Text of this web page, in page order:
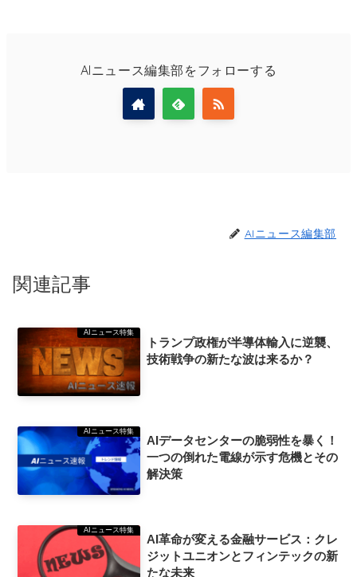
AIニュース編集部をフォローする
AIニュース編集部
関連記事
AIニュース特集
トランプ政権が半導体輸入に逆襲、
技術戦争の新たな波は来るか？
AIニュース特集
AIデータセンターの脆弱性を暴く！
一つの倒れた電線が示す危機とその
解決策
AIニュース特集
AI革命が変える金融サービス：クレ
ジットユニオンとフィンテックの新
たな未来